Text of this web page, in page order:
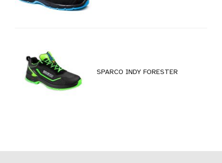
SPARCO INDY FORESTER